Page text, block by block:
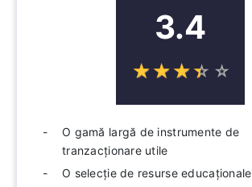
3.4
☆☆☆☆ ☆
★★★★ ★
O gamă largă de instrumente de
tranzacționare utile
O selecție de resurse educaționale